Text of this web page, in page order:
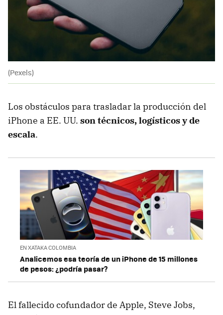
(Pexels)
Los obstáculos para trasladar la producción del
iPhone a EE. UU. son técnicos, logísticos y de
escala.
EN XATAKA COLOMBIA
Analicemos esa teoría de un iPhone de 15 millones
de pesos: ¿podría pasar?
El fallecido cofundador de Apple, Steve Jobs,